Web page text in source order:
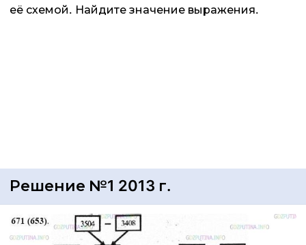
её схемой. Найдите значение выражения.
Решение №1 2013 г.